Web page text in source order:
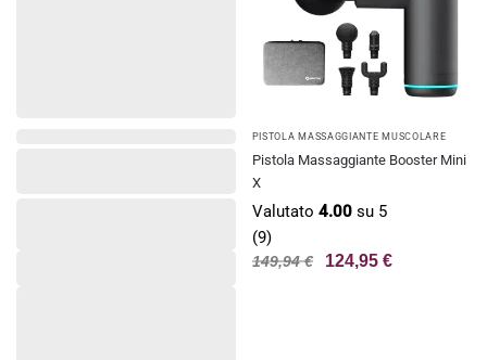
PISTOLA MASSAGGIANTE MUSCOLARE
Pistola Massaggiante Booster Mini
X
Valutato 4.00su 5
(9)
149,94€ 124,95 €